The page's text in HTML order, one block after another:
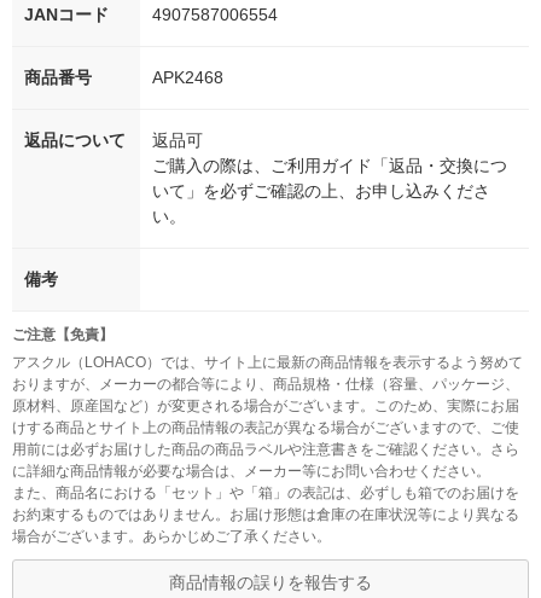
JANコード 4907587006554
商品番号 APK2468
返品について
返品可
ご購入の際は、ご利用ガイド「返品・交換につ
いて」を必ずご確認の上、お申し込みくださ
い。
備考
ご注意【免責】
アスクル（LOHACO）では、サイト上に最新の商品情報を表示するよう努めて
おりますが、メーカーの都合等により、商品規格・仕様（容量、パッケージ、
原材料、原産国など）が変更される場合がございます。このため、実際にお届
けする商品とサイト上の商品情報の表記が異なる場合がございますので、ご使
用前には必ずお届けした商品の商品ラベルや注意書きをご確認ください。さら
に詳細な商品情報が必要な場合は、メーカー等にお問い合わせください。
また、商品名における「セット」や「箱」の表記は、必ずしも箱でのお届けを
お約束するものではありません。お届け形態は倉庫の在庫状況等により異なる
場合がございます。あらかじめご了承ください。
商品情報の誤りを報告する